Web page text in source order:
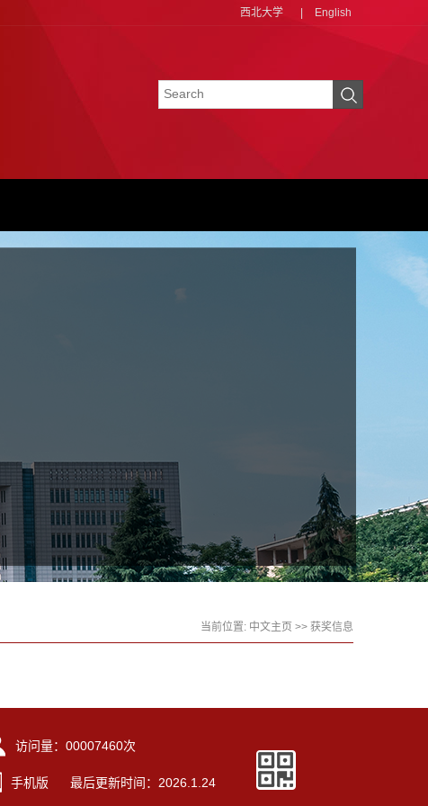
西北大学 English
当前位置: 中文主页 >> 获奖信息
访问量： 00007460次
手机版 最后更新时间： 2026 1 24